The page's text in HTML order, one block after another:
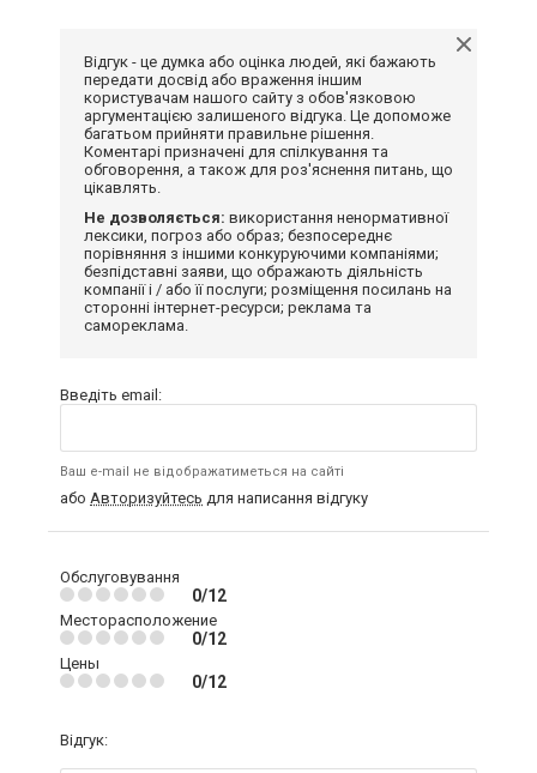
Відгук - це думка або оцінка людей, які бажають
передати досвід або враження іншим
користувачам нашого сайту з обов'язковою
аргументацією залишеного відгука. Це допоможе
багатьом прийняти правильне рішення.
Коментарі призначені для спілкування та
обговорення, а також для роз'яснення питань, що
цікавлять.
Не дозволяється: використання ненормативної
лексики, погроз або образ; безпосереднє
порівняння з іншими конкуруючими компаніями;
безпідставні заяви, що ображають діяльність
компанії і / або її послуги; розміщення посилань на
сторонні інтернет-ресурси; реклама та
самореклама.
Введіть email:
Ваш e-mail не відображатиметься на сайті
або Авторизуйтесь для написання відгуку
Обслуговування
0/12
Месторасположение
0/12
Цены
0/12
Відгук: